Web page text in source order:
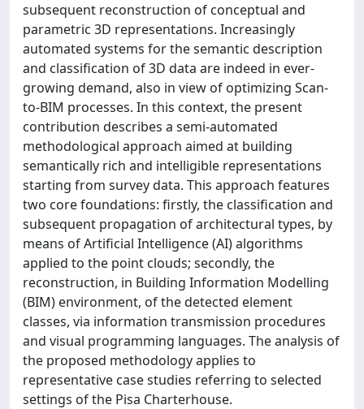
subsequent reconstruction of conceptual and
parametric 3D representations. Increasingly
automated systems for the semantic description
and classification of 3D data are indeed in ever-
growing demand, also in view of optimizing Scan-
to-BIM processes. In this context, the present
contribution describes a semi-automated
methodological approach aimed at building
semantically rich and intelligible representations
starting from survey data. This approach features
two core foundations: firstly, the classification and
subsequent propagation of architectural types, by
means of Artificial Intelligence (AI) algorithms
applied to the point clouds; secondly, the
reconstruction, in Building Information Modelling
(BIM) environment, of the detected element
classes, via information transmission procedures
and visual programming languages. The analysis of
the proposed methodology applies to
representative case studies referring to selected
settings of the Pisa Charterhouse.